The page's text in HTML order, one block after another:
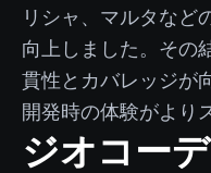
リシャ、マルタなど
向上しました。その
貫性とカバレッジが
開発時の体験がより
ジオコー